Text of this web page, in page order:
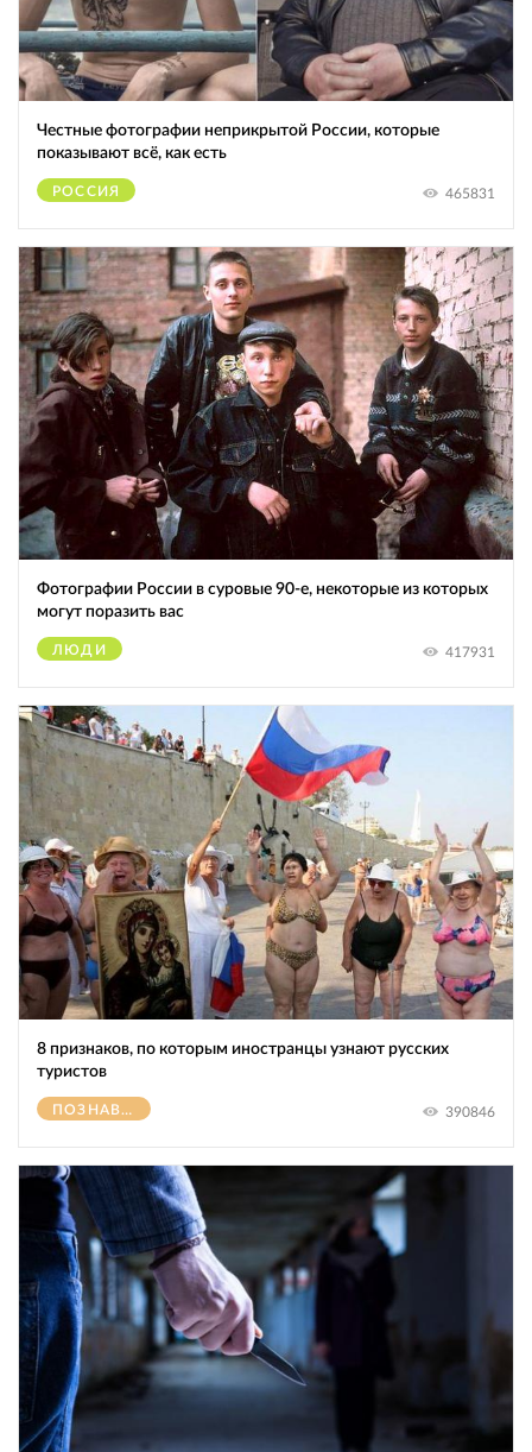
Честные фотографии неприкрытой России, которые
показывают всё, как есть
РОССИЯ 465831
Фотографии России в суровые 90-е, некоторые из которых
могут поразить вас
ЛЮДИ 417931
8 признаков, по которым иностранцы узнают русских
туристов
ПОЗНАВАТЕЛЬНОЕ 390846